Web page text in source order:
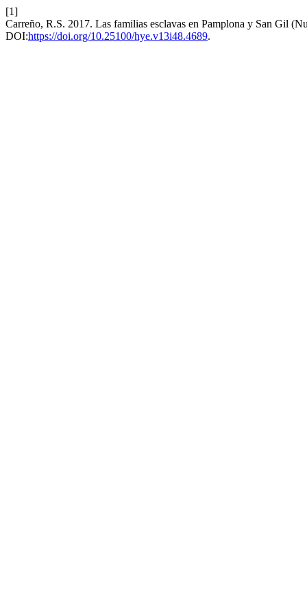
[1]
Carreño, R.S. 2017. Las familias esclavas en Pamplona y San Gil
DOI:https://doi.org/10.25100/hye.v13i48.4689.